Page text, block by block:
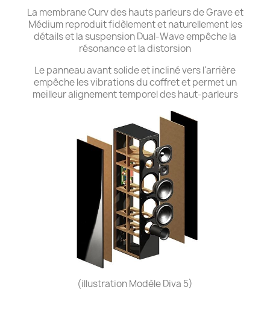
La membrane Curv des hauts parleurs de Grave et
Médium reproduit fidèlement et naturellement les
détails et la suspension Dual-Wave empêche la
résonance et la distorsion
Le panneau avant solide et incliné vers l'arrière
empêche les vibrations du coffret et permet un
meilleur alignement temporel des haut-parleurs
(illustration Modèle Diva 5)